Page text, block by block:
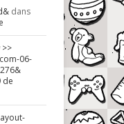
dans
06-
de